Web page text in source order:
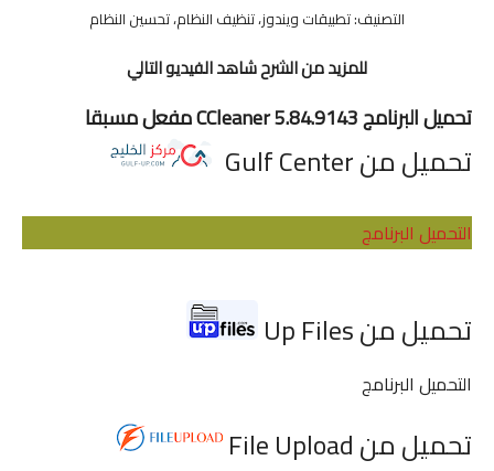
التصنيف: تطبيقات ويندوز، تنظيف النظام، تحسين النظام
للمزيد من الشرح شاهد الفيديو التالي
تحميل البرنامج CCleaner 5.84.9143 مفعل مسبقا
تحميل من Gulf Center
التحميل البرنامج
تحميل من Up Files
التحميل البرنامج
تحميل من File Upload